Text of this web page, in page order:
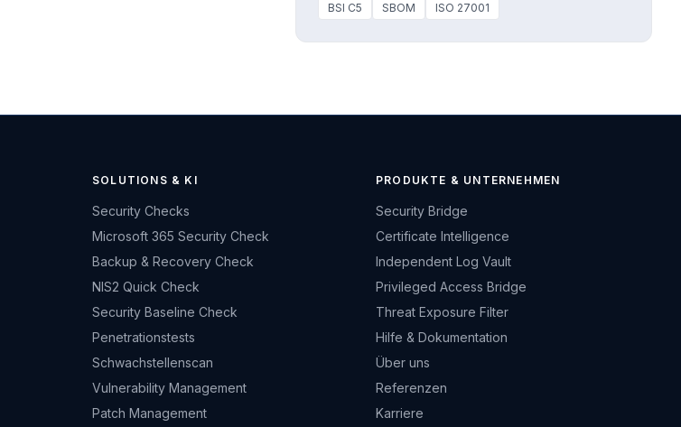
BSI C5
SBOM ISO 27001
SOLUTIONS & KI
Security Checks
Microsoft 365 Security Check
Backup & Recovery Check
NIS2 Quick Check
Security Baseline Check
Penetrationstests
Schwachstellenscan
Vulnerability Management
Patch Management
PRODUKTE & UNTERNEHMEN
Security Bridge
Certificate Intelligence
Independent Log Vault
Privileged Access Bridge
Threat Exposure Filter
Hilfe & Dokumentation
Über uns
Referenzen
Karriere